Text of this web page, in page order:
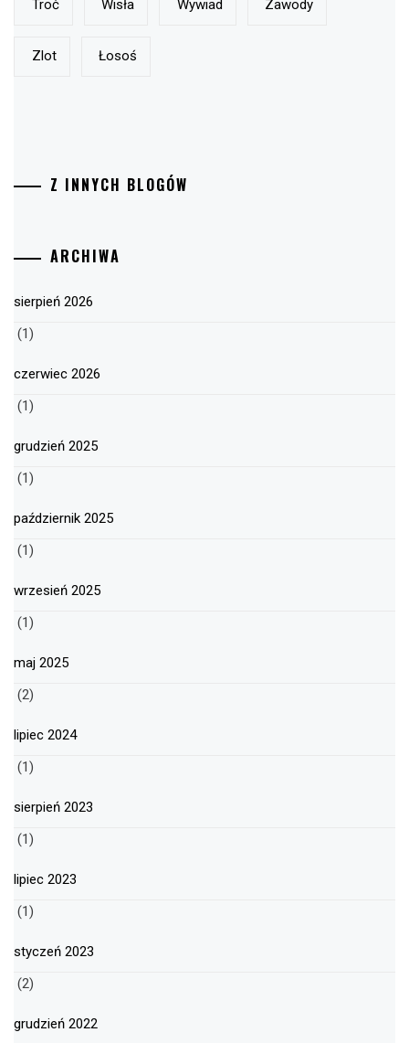
Troć Wisła Wywiad Zawody
Zlot Łosoś
Z INNYCH BLOGÓW
ARCHIWA
sierpień 2026
(1)
czerwiec 2026
(1)
grudzień 2025
(1)
październik 2025
(1)
wrzesień 2025
(1)
maj 2025
(2)
lipiec 2024
(1)
sierpień 2023
(1)
lipiec 2023
(1)
styczeń 2023
(2)
grudzień 2022